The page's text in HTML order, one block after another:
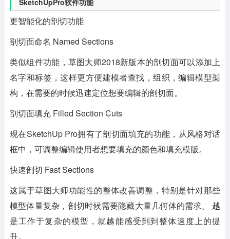
更智能化的剖切功能
剖切面命名 Named Sections
类似组件功能，草图大师2018新版本的剖切面可以添加上
名字和标签，这样更方便建模者查找，组织，编辑模型架
构，在需要的时候迅速定位想要编辑的剖切面。
剖切面填充 Filled Section Cuts
现在SketchUp Pro拥有了剖切面填充的功能，从风格对话
框中，可调整编辑使用者想要填充的颜色和填充模版。
快速剖切 Fast Sections
这属于草图大师功能性的整体改善调整，特别是针对那些
模型体量复杂，剖切时候需要隐藏大量几何体的需求。 越
是工作于复杂的模型，就越能感受到到整体速度上的提
升。